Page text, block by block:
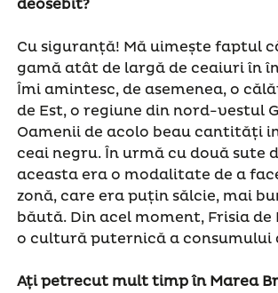
deosebit?
Cu siguranță! Mă uimește faptul
gamă atât de largă de ceaiuri în
Îmi amintesc, de asemenea, o
de Est, o regiune din nord-vestul
Oamenii de acolo beau cantități
ceai negru. În urmă cu două sute
aceasta era o modalitate de a
zonă, care era puțin sălcie, mai
băută. Din acel moment, Frisia
o cultură puternică a consumului
Ați petrecut mult timp în Marea